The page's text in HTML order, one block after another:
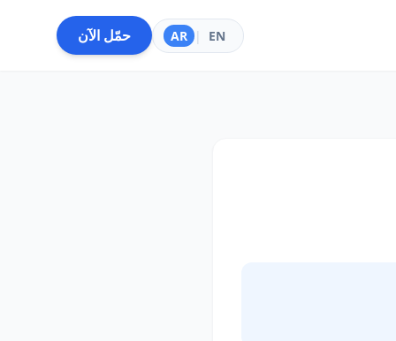
EN
|
AR حمّل الآن